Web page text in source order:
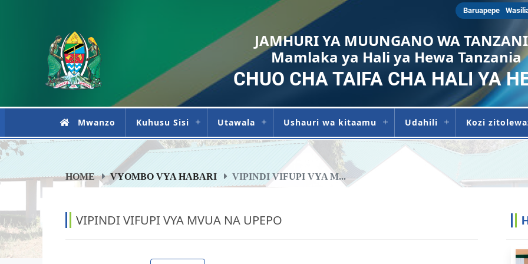
Baruapepe
JAMHURI YA MUUNGANO WA
Mamlaka ya Hali ya Hewa Tanzania
CHUO CHA TAIFA CHA HALI YA
Mwanzo Kuhusu Sisi Utawala Ushauri wa kitaamu Udahili Kozi
HOME VYOMBO VYA HABARI VIPINDI VIFUPI VYA M...
VIPINDI VIFUPI VYA MVUA NA UPEPO